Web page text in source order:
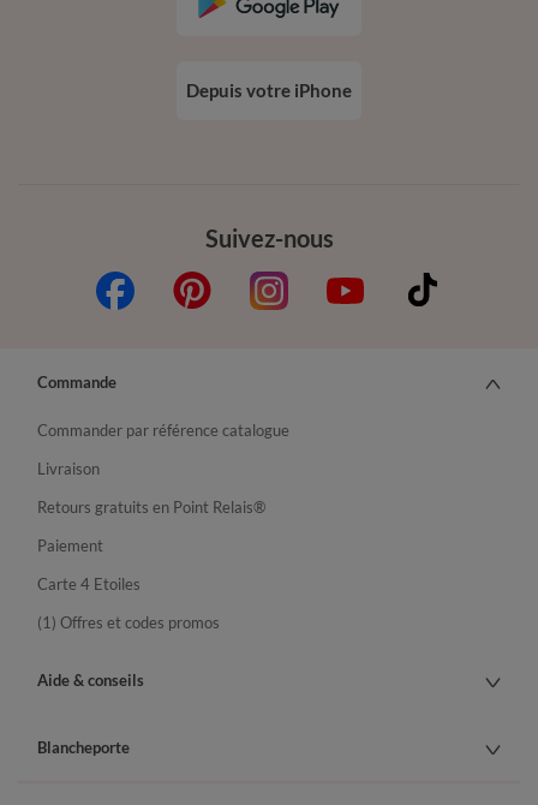
Suivez-nous
Depuis votre iPhone
Commande
Commander par référence catalogue
Livraison
Retours gratuits en Point Relais®
Paiement
Carte 4 Etoiles
(1) Offres et codes promos
Aide & conseils
Blancheporte